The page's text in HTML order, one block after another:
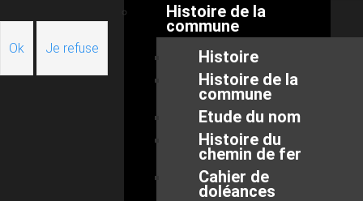
Histoire de la
commune
Histoire
Histoire de la
commune
Etude du nom
Histoire du
chemin de fer
Cahier de
doléances
Ok Je refuse